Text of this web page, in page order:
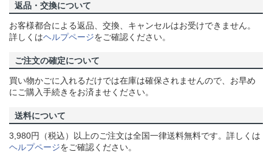
返品・交換について
お客様都合による返品、交換、キャンセルはお受けできません。
詳しくはヘルプページをご確認ください。
ご注文の確定について
買い物かごに入れるだけでは在庫は確保されませんので、お早め
にご購入手続きをお済ませください。
送料について
3,980円（税込）以上のご注文は全国一律送料無料です。詳しくは
ヘルプページをご確認ください。